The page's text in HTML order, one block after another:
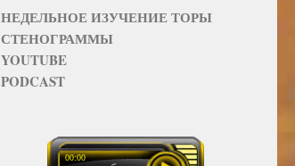
НЕДЕЛЬНОЕ ИЗУЧЕНИЕ ТОРЫ
СТЕНОГРАММЫ
YOUTUBE
PODCAST
00:00